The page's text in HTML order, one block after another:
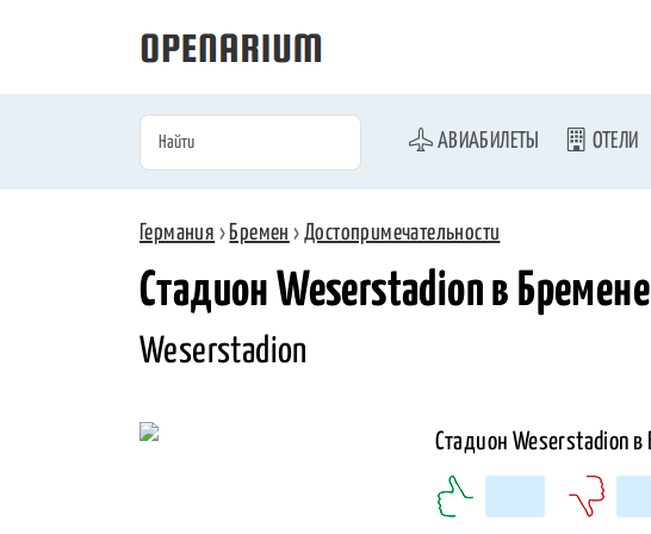
АВИАБИЛЕТЫ ОТЕЛИ
Германия › Бремен ›Достопримечательности
Стадион Weserstadion в Бремене
Weserstadion